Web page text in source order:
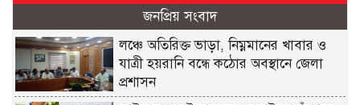
জনপ্রিয় সংবাদ
লঞ্চে অতিরিক্ত ভাড়া, নিম্নমানের খাবার ও
যাত্রী হয়রানি বন্ধে কঠোর অবস্থানে জেলা
প্রশাসন